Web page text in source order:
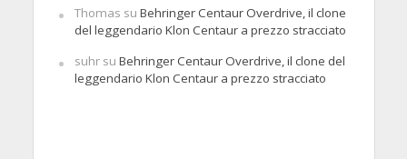
Thomas su Behringer Centaur Overdrive, il clone
del leggendario Klon Centaur a prezzo stracciato
suhrsu Behringer Centaur Overdrive, il clone del
leggendario Klon Centaur a prezzo stracciato